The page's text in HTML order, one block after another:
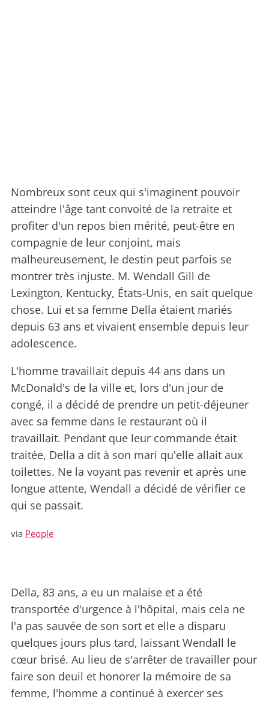
Nombreux sont ceux qui s'imaginent pouvoir
atteindre l'âge tant convoité de la retraite et
profiter d'un repos bien mérité, peut-être en
compagnie de leur conjoint, mais
malheureusement, le destin peut parfois se
montrer très injuste. M. Wendall Gill de
Lexington, Kentucky, États-Unis, en sait quelque
chose. Lui et sa femme Della étaient mariés
depuis 63 ans et vivaient ensemble depuis leur
adolescence.
L'homme travaillait depuis 44 ans dans un
McDonald's de la ville et, lors d'un jour de
congé, il a décidé de prendre un petit-déjeuner
avec sa femme dans le restaurant où il
travaillait. Pendant que leur commande était
traitée, Della a dit à son mari qu'elle allait aux
toilettes. Ne la voyant pas revenir et après une
longue attente, Wendall a décidé de vérifier ce
qui se passait.
via People
Della, 83 ans, a eu un malaise et a été
transportée d'urgence à l'hôpital, mais cela ne
l'a pas sauvée de son sort et elle a disparu
quelques jours plus tard, laissant Wendall le
cœur brisé. Au lieu de s'arrêter de travailler pour
faire son deuil et honorer la mémoire de sa
femme, l'homme a continué à exercer ses